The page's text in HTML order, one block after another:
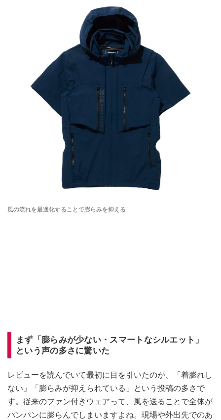
風の流れを最適化することで膨らみを抑える
まず「膨らみが少ない・スマートなシルエット」
という声の多さに驚いた
レビューを読んでいて最初に目を引いたのが、「着膨れし
ない」「膨らみが抑えられている」という投稿の多さで
す。従来のファン付きウェアって、風を送ることで全体が
パンパンに膨らんでしまいますよね。現場や外出先でのあ